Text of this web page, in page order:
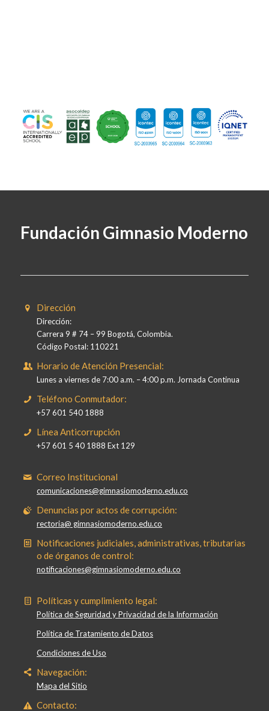
Fundación Gimnasio Moderno
Dirección
Dirección:
Carrera 9 # 74 – 99 Bogotá, Colombia.
Código Postal: 110221
Horario de Atención Presencial:
Lunes a viernes de 7:00 a.m. – 4:00 p.m. Jornada Continua
Teléfono Conmutador:
+57 601 540 1888
Línea Anticorrupción
+57 601 5 40 1888 Ext 129
Correo Institucional
comunicaciones@gimnasiomoderno.edu.co
Denuncias por actos de corrupción:
rectoria@ gimnasiomoderno.edu.co
Notificaciones judiciales, administrativas, tributarias
o de órganos de control:
notificaciones@gimnasiomoderno.edu.co
Políticas y cumplimiento legal:
Política de Seguridad y Privacidad de la Información
Política de Tratamiento de Datos
Condiciones de Uso
Navegación:
Mapa del Sitio
Contacto: